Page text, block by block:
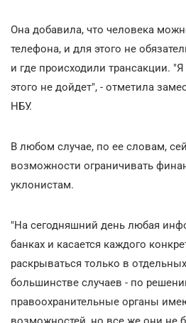
Она добавила, что человека
телефона, и для этого не
и где происходили трансакции. "Я
этого не дойдет", - отметила
НБУ.
В любом случае, по ее словам,
возможности ограничивать
уклонистам.
"На сегодняшний день любая
банках и касается каждого
раскрываться только в
большинстве случаев - по
правоохранительные органы